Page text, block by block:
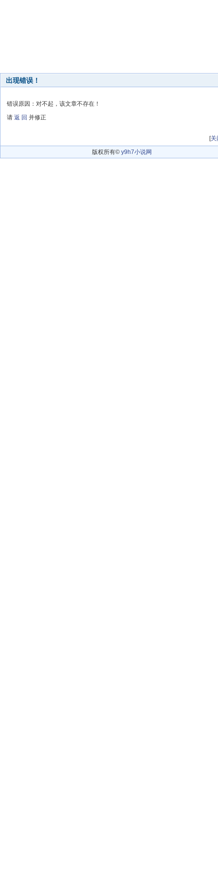
出现错误！
错误原因：对不起，该文章不存在！
请 返 回 并修正
[关
版权所有© y9h7小说网